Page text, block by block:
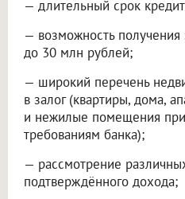
— длительный срок
— возможность
до 30 млн рублей;
— широкий перечень
в залог (квартиры, дома,
и нежилые помещения при
требованиям банка);
— рассмотрение
подтверждённого дохода;